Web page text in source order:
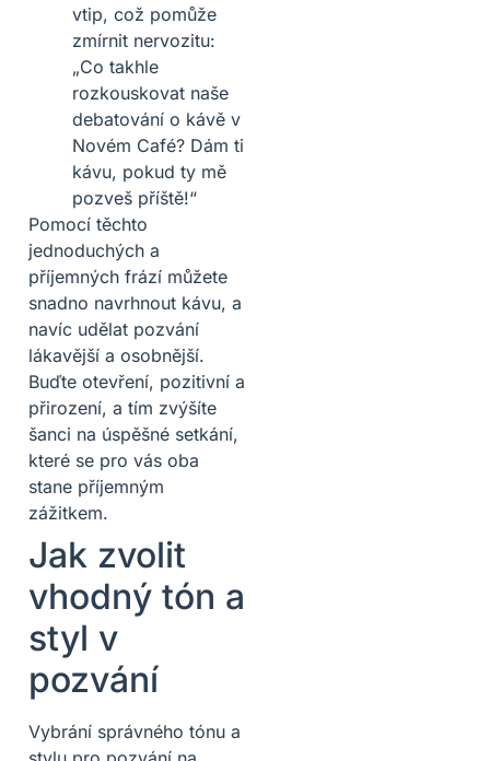
vtip, což pomůže
zmírnit nervozitu:
„Co takhle
rozkouskovat naše
debatování o kávě v
Novém Café? Dám ti
kávu, pokud ty mě
pozveš příště!“
Pomocí těchto
jednoduchých a
příjemných frází můžete
snadno navrhnout kávu, a
navíc udělat pozvání
lákavější a osobnější.
Buďte otevření, pozitivní a
přirození, a tím zvýšíte
šanci na úspěšné setkání,
které se pro vás oba
stane příjemným
zážitkem.
Jak zvolit
vhodný tón a
styl v
pozvání
Vybrání správného tónu a